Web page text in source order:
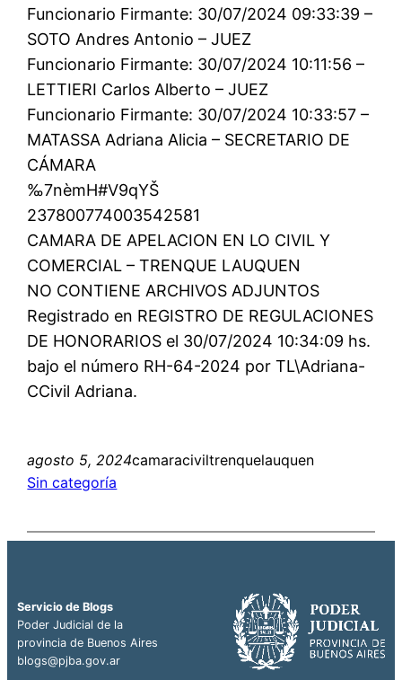
Funcionario Firmante: 30/07/2024 09:33:39 –
SOTO Andres Antonio – JUEZ
Funcionario Firmante: 30/07/2024 10:11:56 –
LETTIERI Carlos Alberto – JUEZ
Funcionario Firmante: 30/07/2024 10:33:57 –
MATASSA Adriana Alicia – SECRETARIO DE
CÁMARA
‰7nèmH#V9qYŠ
237800774003542581
CAMARA DE APELACION EN LO CIVIL Y
COMERCIAL – TRENQUE LAUQUEN
NO CONTIENE ARCHIVOS ADJUNTOS
Registrado en REGISTRO DE REGULACIONES
DE HONORARIOS el 30/07/2024 10:34:09 hs.
bajo el número RH-64-2024 por TL\Adriana-
CCivil Adriana.
agosto 5, 2024camaraciviltrenquelauquen
Sin categoría
Servicio de Blogs
Poder Judicial de la
provincia de Buenos Aires
blogs@pjba.gov.ar